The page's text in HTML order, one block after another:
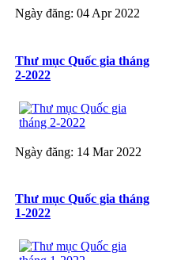
Ngày đăng: 04 Apr 2022
Thư mục Quốc gia tháng
2-2022
Ngày đăng: 14 Mar 2022
Thư mục Quốc gia tháng
1-2022